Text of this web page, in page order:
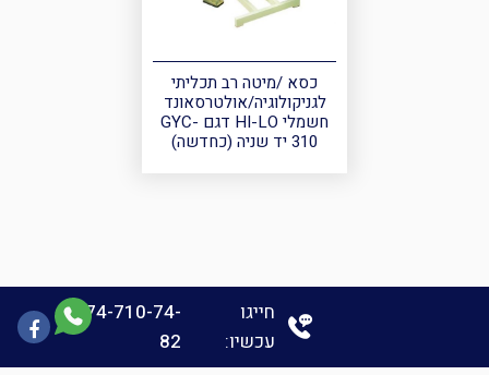
כסא /מיטה רב תכליתי
לגניקולוגיה/אולטרסאונד
חשמלי HI-LO דגם GYC-
310 יד שניה (כחדשה)
חייגו
עכשיו:
074-710-74-
82